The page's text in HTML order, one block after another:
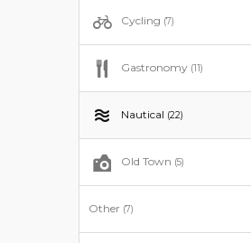
Cycling (7)
Gastronomy (11)
Nautical (22)
Old Town (5)
Other (7)